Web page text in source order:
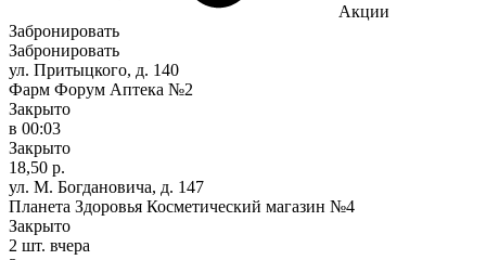
Акции
Забронировать
Забронировать
ул. Притыцкого, д. 140
Фарм Форум Аптека №2
Закрыто
в 00:03
Закрыто
18,50 р.
ул. М. Богдановича, д. 147
Планета Здоровья Косметический магазин №4
Закрыто
2 шт. вчера